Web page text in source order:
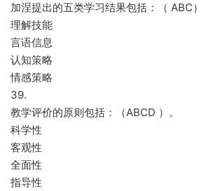
加涅提出的五类学习结果包括：（ ABC）
理解技能
言语信息
认知策略
情感策略
39.
教学评价的原则包括：（ABCD ）。
科学性
客观性
全面性
指导性